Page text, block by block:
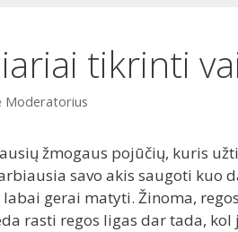
tikrinti
Moderatorius
žmogaus pojūčių, kuris
savo akis saugoti kuo
gerai matyti. Žinoma,
rasti regos ligas dar tada, kol